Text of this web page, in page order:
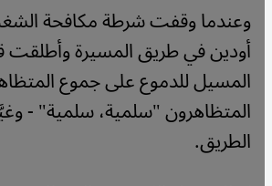
وعندما وقفت شرطة مكافحة
أودين في طريق المسيرة وأطلقت
المسيل للدموع على جموع
المتظاهرون "سلمية، سلمية" -
الطريق.